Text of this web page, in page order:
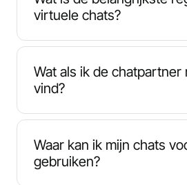
virtuele chats?
De basisregel op CamMatch is
andere gebruikers met respect.
videochatdienst is gebouwd
ontdekking, het online
mensen en ontspannen 1v1-
beleefdheid helpen het
werken en maken de
Wat als ik de chatpartner
vind?
Als je niet verder wilt gaan,
en ga verder. Een snelle
tik op "volgende" is genoeg.
berichten, intimidatie of druk.
Waar kan ik mijn chats
gebruiken?